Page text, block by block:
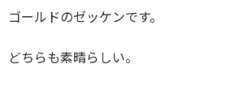
ゴールドのゼッケンです。
どちらも素晴らしい。